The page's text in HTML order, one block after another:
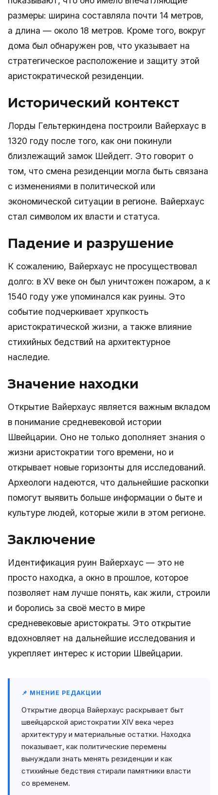
размеры: ширина составляла почти 14 метров,
а длина — около 18 метров. Кроме того, вокруг
дома был обнаружен ров, что указывает на
стратегическое расположение и защиту этой
аристократической резиденции.
Исторический контекст
Лорды Гельтеркиндена построили Вайерхауc в
1320 году после того, как они покинули
близлежащий замок Шейдегг. Это говорит о
том, что смена резиденции могла быть связана
с изменениями в политической или
экономической ситуации в регионе. Вайерхауc
стал символом их власти и статуса.
Падение и разрушение
К сожалению, Вайерхауc не просуществовал
долго: в XV веке он был уничтожен пожаром, а к
1540 году уже упоминался как руины. Это
событие подчеркивает хрупкость
аристократической жизни, а также влияние
стихийных бедствий на архитектурное
наследие.
Значение находки
Открытие Вайерхауc является важным вкладом
в понимание средневековой истории
Швейцарии. Оно не только дополняет знания о
жизни аристократии того времени, но и
открывает новые горизонты для исследований.
Археологи надеются, что дальнейшие раскопки
помогут выявить больше информации о быте и
культуре людей, которые жили в этом регионе.
Заключение
Идентификация руин Вайерхауc — это не
просто находка, а окно в прошлое, которое
позволяет нам лучше понять, как жили, строили
и боролись за своё место в мире
средневековые аристократы. Это открытие
вдохновляет на дальнейшие исследования и
укрепляет интерес к истории Швейцарии.
📌 МНЕНИЕ РЕДАКЦИИ
Открытие дворца Вайерхаус раскрывает быт
швейцарской аристократии XIV века через
архитектуру и материальные остатки. Находка
показывает, как политические перемены
вынуждали знать менять резиденции и как
стихийные бедствия стирали памятники власти
со временем.